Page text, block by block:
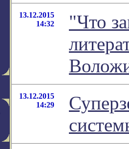
13.12.2015
14:32
"Что
13.12.2015
14:29